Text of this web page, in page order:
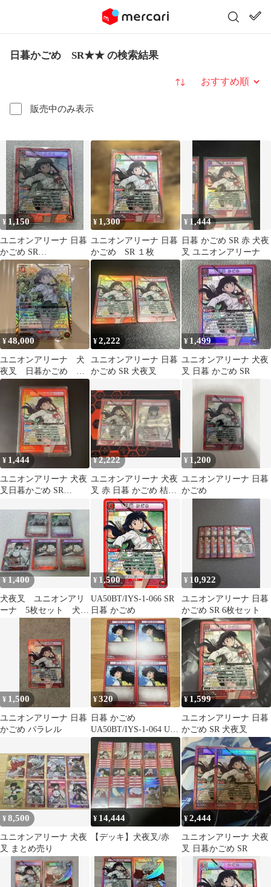
日暮かごめ SR★★ の検索結果
販売中のみ表示
並び替え
¥1,150
ユニオンアリーナ 日暮
かごめ SR
UA50BT/IYS-1-066 犬
夜叉
¥ 1,300
ユニオンアリーナ 日暮
かごめ SR １枚
¥ 1,444
日暮 かごめ SR 赤 犬夜
叉 ユニオンアリーナ
¥48,000
ユニオンアリーナ 犬
夜叉 日暮かごめ
SR★★ パラレル 星2
サイン
¥2,222
ユニオンアリーナ 日暮
かごめ SR 犬夜叉
¥ 1,499
ユニオンアリーナ 犬夜
叉 日暮 かごめ SR
¥ 1,444
ユニオンアリーナ 犬夜
叉日暮かごめ SR
¥2,222
ユニオンアリーナ 犬夜
叉 赤 日暮 かごめ 桔梗
sr 2枚セット
¥ 1,200
ユニオンアリーナ 日暮
かごめ
¥1,400
犬夜叉 ユニオンアリ
ーナ 5枚セット 犬夜
叉 日暮かごめ 桔梗
¥ 1,500
UA50BT/IYS-1-066 SR
日暮 かごめ
¥ 10,922
ユニオンアリーナ 日暮
かごめ SR 6枚セット
¥ 1,500
ユニオンアリーナ 日暮
かごめ パラレル
¥320
日暮 かごめ
UA50BT/IYS-1-064 U 4
枚セット
¥ 1,599
ユニオンアリーナ 日暮
かごめ SR 犬夜叉
¥8,500
ユニオンアリーナ 犬夜
叉 まとめ売り
¥ 14,444
【デッキ】犬夜叉/赤
¥2,444
ユニオンアリーナ 犬夜
叉 日暮かごめ SR